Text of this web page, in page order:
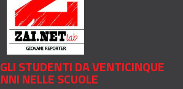
STUDENTI DA VENTICINQUE
NELLE SCUOLE